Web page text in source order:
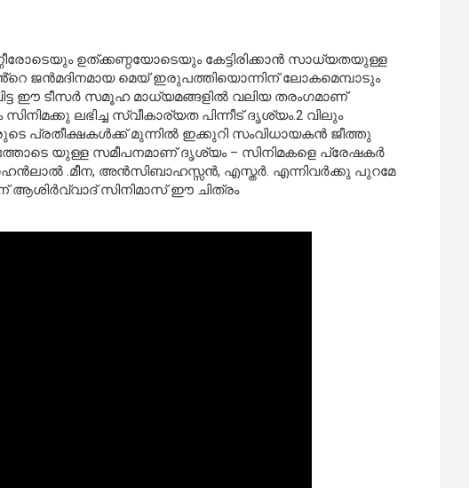
ഉത്ക്കണ്ഠയോടെയും കേട്ടിരിക്കാൻ സാധ്യതയുള്ള
ജൻമദിനമായ മെയ് ഇരുപത്തിയൊന്നിന് ലോകമെമ്പാടും
ഈ ടീസർ സമൂഹ മാധ്യമങ്ങളിൽ വലിയ തരംഗമാണ്
ലഭിച്ച സ്വീകാര്യത പിന്നീട് ദൃശ്യം.2 വിലും
പ്രതീക്ഷകൾക്ക് മുന്നിൽ ഇക്കുറി സംവിധായകൻ ജീത്തു
യുള്ള സമീപനമാണ് ദൃശ്യം – സിനിമകളെ പ്രേഷകർ
.മീന, അൻസിബാഹസ്സൻ, എസ്തർ. എന്നിവർക്കു പുറമേ
ആശിർവ്വാദ് സിനിമാസ് ഈ ചിത്രം